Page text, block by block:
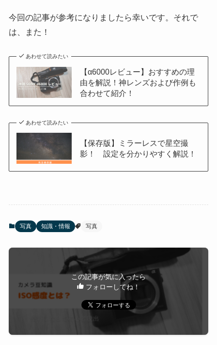
今回の記事が参考になりましたら幸いです。それで
は、また！
あわせて読みたい
【α6000レビュー】おすすめの理
由を解説！神レンズおよび作例も
合わせて紹介！
あわせて読みたい
【保存版】ミラーレスで星空撮
影！ 設定を分かりやすく解説！
写真 知識・情報 写真
この記事が気に入ったら
フォローしてね！